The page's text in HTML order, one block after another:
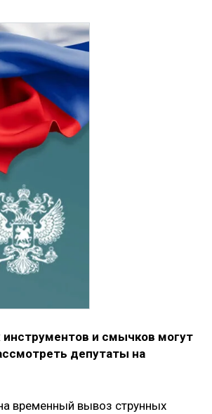
и смычков могут
депутаты на
временный вывоз струнных